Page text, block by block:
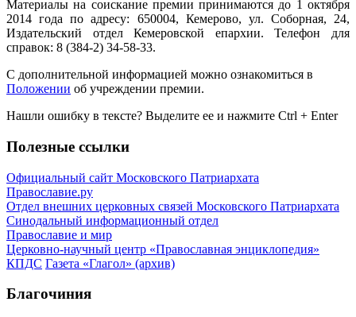
Материалы на соискание премии принимаются до 1 октября
2014 года по адресу: 650004, Кемерово, ул. Соборная, 24,
Издательский отдел Кемеровской епархии. Телефон для
справок: 8 (384-2) 34-58-33.
С дополнительной информацией можно ознакомиться в
Положении об учреждении премии.
Нашли ошибку в тексте? Выделите ее и нажмите Ctrl + Enter
Полезные ссылки
Официальный сайт Московского Патриархата
Православие.ру
Отдел внешних церковных связей Московского Патриархата
Синодальный информационный отдел
Православие и мир
Церковно-научный центр «Православная энциклопедия»
КПДС Газета «Глагол» (архив)
Благочиния